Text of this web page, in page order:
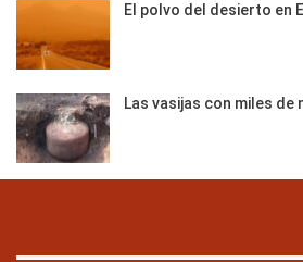
El polvo del desierto en
Las vasijas con miles de